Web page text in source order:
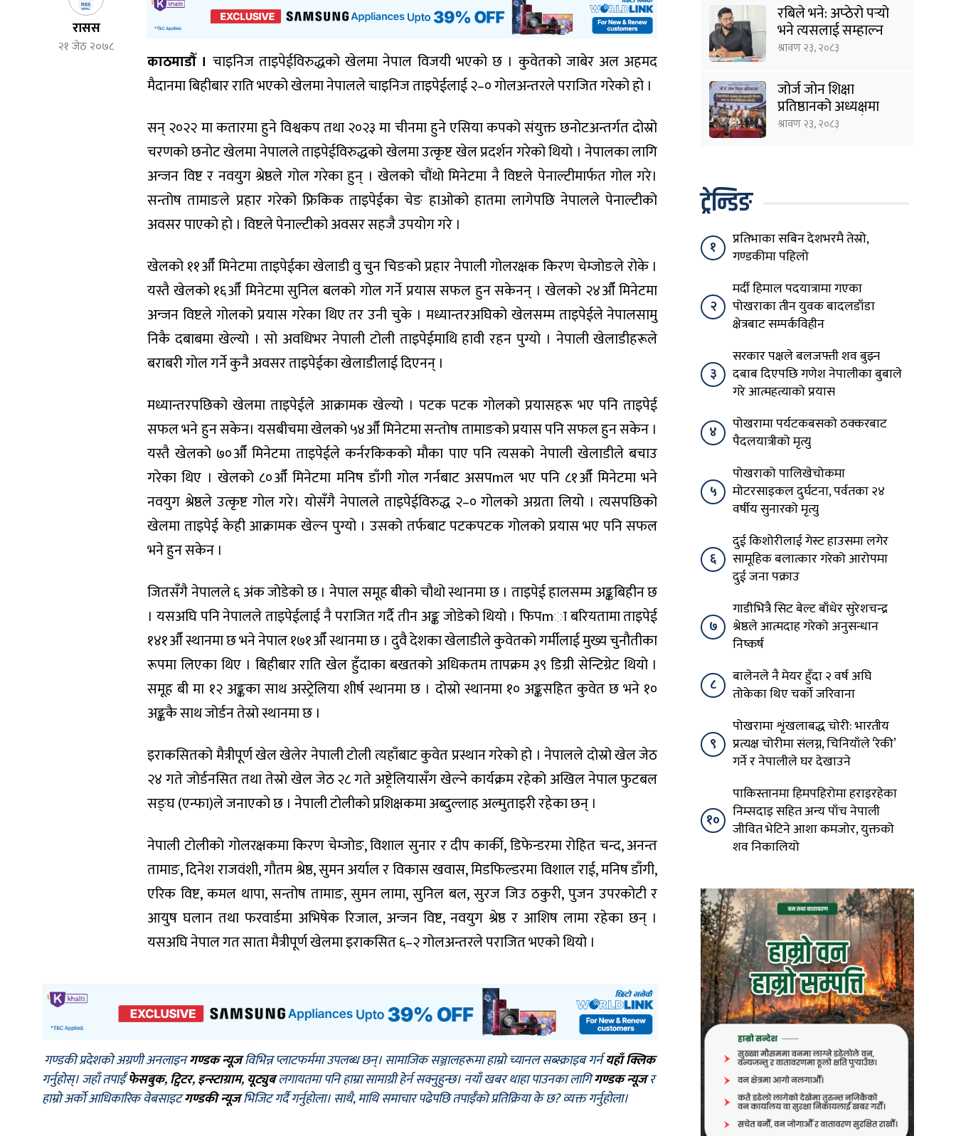
रासस
२१ जेठ २०७८
काठमाडौँ । चाइनिज ताइपेईविरुद्धको खेलमा नेपाल विजयी भएको छ । कुवेतको जाबेर अल अहमद
मैदानमा बिहीबार राति भएको खेलमा नेपालले चाइनिज ताइपेईलाई २–० गोलअन्तरले पराजित गरेको हो ।
सन् २०२२ मा कतारमा हुने विश्वकप तथा २०२३ मा चीनमा हुने एसिया कपको संयुक्त छनोटअन्तर्गत दोस्रो
चरणको छनोट खेलमा नेपालले ताइपेईविरुद्धको खेलमा उत्कृष्ट खेल प्रदर्शन गरेको थियो । नेपालका लागि
अन्जन विष्ट र नवयुग श्रेष्ठले गोल गरेका हुन् । खेलको चौंथो मिनेटमा नै विष्टले पेनाल्टीमार्फत गोल गरे।
सन्तोष तामाङले प्रहार गरेको फ्रिकिक ताइपेईका चेङ हाओको हातमा लागेपछि नेपालले पेनाल्टीको
अवसर पाएको हो । विष्टले पेनाल्टीको अवसर सहजै उपयोग गरे ।
खेलको ११औँ मिनेटमा ताइपेईका खेलाडी वु चुन चिङको प्रहार नेपाली गोलरक्षक किरण चेम्जोङले रोके ।
यस्तै खेलको १६औँ मिनेटमा सुनिल बलको गोल गर्ने प्रयास सफल हुन सकेनन् । खेलको २४औँ मिनेटमा
अन्जन विष्टले गोलको प्रयास गरेका थिए तर उनी चुके । मध्यान्तरअघिको खेलसम्म ताइपेईले नेपालसामु
निकै दबाबमा खेल्यो । सो अवधिभर नेपाली टोली ताइपेईमाथि हावी रहन पुग्यो । नेपाली खेलाडीहरूले
बराबरी गोल गर्ने कुनै अवसर ताइपेईका खेलाडीलाई दिएनन् ।
मध्यान्तरपछिको खेलमा ताइपेईले आक्रामक खेल्यो । पटक पटक गोलको प्रयासहरू भए पनि ताइपेई
सफल भने हुन सकेन। यसबीचमा खेलको ५४औँ मिनेटमा सन्तोष तामाङको प्रयास पनि सफल हुन सकेन ।
यस्तै खेलको ७०औँ मिनेटमा ताइपेईले कर्नरकिकको मौका पाए पनि त्यसको नेपाली खेलाडीले बचाउ
गरेका थिए । खेलको ८०औँ मिनेटमा मनिष डाँगी गोल गर्नबाट असपmल भए पनि ८१औँ मिनेटमा भने
नवयुग श्रेष्ठले उत्कृष्ट गोल गरे। योसँगै नेपालले ताइपेईविरुद्ध २–० गोलको अग्रता लियो । त्यसपछिको
खेलमा ताइपेई केही आक्रामक खेल्न पुग्यो । उसको तर्फबाट पटकपटक गोलको प्रयास भए पनि सफल
भने हुन सकेन ।
जितसँगै नेपालले ६ अंक जोडेको छ । नेपाल समूह बीको चौथो स्थानमा छ । ताइपेई हालसम्म अङ्कबिहीन छ
। यसअघि पनि नेपालले ताइपेईलाई नै पराजित गर्दै तीन अङ्क जोडेको थियो । फिपmा बरियतामा ताइपेई
१४१औँ स्थानमा छ भने नेपाल १७१औँ स्थानमा छ । दुवै देशका खेलाडीले कुवेतको गर्मीलाई मुख्य चुनौतीका
रूपमा लिएका थिए । बिहीबार राति खेल हुँदाका बखतको अधिकतम तापक्रम ३९ डिग्री सेन्टिग्रेट थियो ।
समूह बी मा १२ अङ्कका साथ अस्ट्रेलिया शीर्ष स्थानमा छ । दोस्रो स्थानमा १० अङ्कसहित कुवेत छ भने १०
अङ्ककै साथ जोर्डन तेस्रो स्थानमा छ ।
इराकसितको मैत्रीपूर्ण खेल खेलेर नेपाली टोली त्यहाँबाट कुवेत प्रस्थान गरेको हो । नेपालले दोस्रो खेल जेठ
२४ गते जोर्डनसित तथा तेस्रो खेल जेठ २८ गते अष्ट्रेलियासँग खेल्ने कार्यक्रम रहेको अखिल नेपाल फुटबल
सङ्घ (एन्फा)ले जनाएको छ । नेपाली टोलीको प्रशिक्षकमा अब्दुल्लाह अल्मुताइरी रहेका छन् ।
नेपाली टोलीको गोलरक्षकमा किरण चेम्जोङ, विशाल सुनार र दीप कार्की, डिफेन्डरमा रोहित चन्द, अनन्त
तामाङ, दिनेश राजवंशी, गौतम श्रेष्ठ, सुमन अर्याल र विकास खवास, मिडफिल्डरमा विशाल राई, मनिष डाँगी,
एरिक विष्ट, कमल थापा, सन्तोष तामाङ, सुमन लामा, सुनिल बल, सुरज जिउ ठकुरी, पुजन उपरकोटी र
आयुष घलान तथा फरवार्डमा अभिषेक रिजाल, अन्जन विष्ट, नवयुग श्रेष्ठ र आशिष लामा रहेका छन् ।
यसअघि नेपाल गत साता मैत्रीपूर्ण खेलमा इराकसित ६–२ गोलअन्तरले पराजित भएको थियो ।
गण्डकी प्रदेशको अग्रणी अनलाइनगण्डक न्यूजविभिन्न प्लाटफर्ममा उपलब्ध छन्। सामाजिक सञ्जालहरूमा हाम्रो च्यानल सब्स्क्राइब गर्नयहाँ क्लिक
गर्नुहोस्। जहाँ तपाईँफेसबुक,ट्विटर,इन्स्टाग्राम, यूट्युबलगायतमा पनि हाम्रा सामाग्री हेर्न सक्नुहुन्छ। नयाँ खबर थाहा पाउनका लागिगण्डक न्यूजर
हाम्रो अर्को आधिकारिक वेबसाइटगण्डकी न्यूजभिजिट गर्दै गर्नुहोला। साथै, माथि समाचार पढेपछि तपाईँको प्रतिक्रिया के छ? व्यक्त गर्नुहोला।
रबिले भने: अप्ठेरो पर्‍यो
भने त्यसलाई सम्हाल्न
सक्ने गार्जियनसिप हाम्रो
श्रावण २३, २०८३
जोर्ज जोन शिक्षा
प्रतिष्ठानको अध्यक्षमा
विनोद कायस्थ, पाँच
श्रावण २३, २०८३
ट्रेन्डिङ
१
प्रतिभाका सबिन देशभरमै तेस्रो,
गण्डकीमा पहिलो
२
मर्दी हिमाल पदयात्रामा गएका
पोखराका तीन युवक बादलडाँडा
क्षेत्रबाट सम्पर्कविहीन
३
सरकार पक्षले बलजफ्ती शव बुझ्न
दबाब दिएपछि गणेश नेपालीका बुबाले
गरे आत्महत्याको प्रयास
४
पोखरामा पर्यटकबसको ठक्करबाट
पैदलयात्रीको मृत्यु
५
पोखराको पालिखेचोकमा
मोटरसाइकल दुर्घटना, पर्वतका २४
वर्षीय सुनारको मृत्यु
६
दुई किशोरीलाई गेस्ट हाउसमा लगेर
सामूहिक बलात्कार गरेको आरोपमा
दुई जना पक्राउ
७
गाडीभित्रै सिट बेल्ट बाँधेर सुरेशचन्द्र
श्रेष्ठले आत्मदाह गरेको अनुसन्धान
निष्कर्ष
८
बालेनले नै मेयर हुँदा २ वर्ष अघि
तोकेका थिए चर्को जरिवाना
९
पोखरामा शृंखलाबद्ध चोरी: भारतीय
प्रत्यक्ष चोरीमा संलग्न, चिनियाँले ‘रेकी’
गर्ने र नेपालीले घर देखाउने
१०
पाकिस्तानमा हिमपहिरोमा हराइरहेका
निम्सदाइ सहित अन्य पाँच नेपाली
जीवित भेटिने आशा कमजोर, युक्तको
शव निकालियो